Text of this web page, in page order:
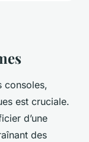
consoles,
est cruciale.
d’une
des